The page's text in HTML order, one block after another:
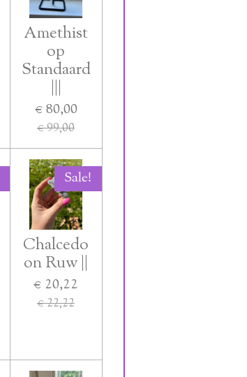
Amethist
op
Standaard
€ 80,00
€ 99,00
Sale!
Chalcedo
on Ruw ||
€ 20,22
€ 22,22